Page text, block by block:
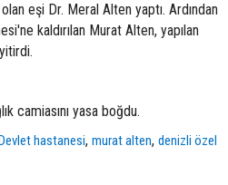
eşi Dr. Meral Alten yaptı. Ardından
kaldırılan Murat Alten, yapılan
camiasını yasa boğdu.
hastanesi,murat alten,denizli özel